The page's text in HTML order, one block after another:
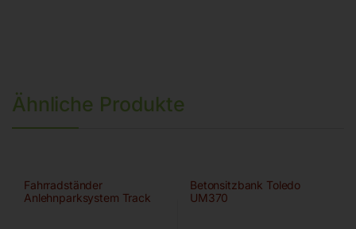
Ähnliche Produkte
Fahrradständer
Anlehnparksystem Track
Betonsitzbank Toledo
UM370